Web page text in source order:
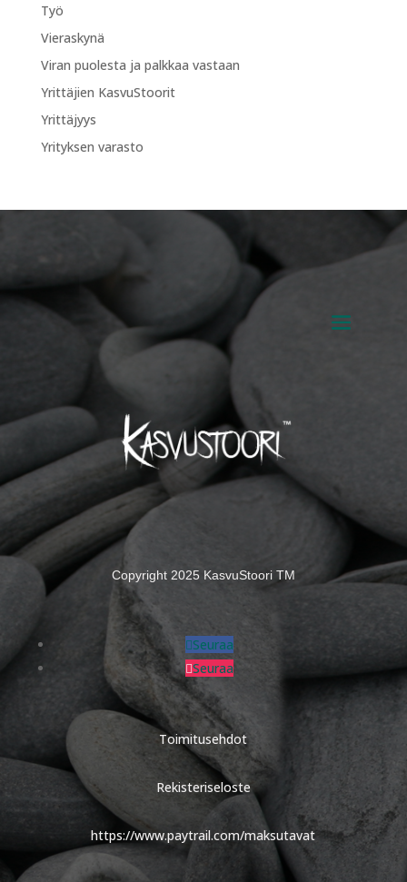
Työ
Vieraskynä
Viran puolesta ja palkkaa vastaan
Yrittäjien KasvuStoorit
Yrittäjyys
Yrityksen varasto
Copyright 2025 KasvuStoori TM
Seuraa
Seuraa
Toimitusehdot
Rekisteriseloste
https://www.paytrail.com/maksutavat